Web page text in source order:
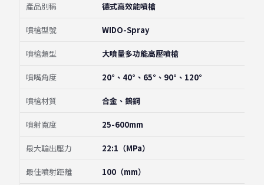
產品別稱 德式高效能噴槍
噴槍型號 WIDO-Spray
噴槍類型 大噴量多功能高壓噴槍
噴嘴角度 20°、40°、65°、90°、120°
噴槍材質 合金、鎢鋼
噴射寬度 25-600mm
最大輸出壓力 22:1（MPa）
最佳噴射距離 100（mm）